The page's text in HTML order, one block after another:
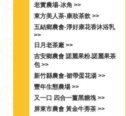
老實農場-冰角 >>
東方美人茶-康妝茶飲 >>
五結鄉農會-淨好康花香沐浴乳
>>
日月老茶廠 >>
吉安鄉農會 諾麗果粉.諾麗果茶
包 >>
新竹縣農會-裙帶蛋花湯 >>
豐年生態農場 >>
又一口 四合一薑黑糖塊 >>
屏東市農會 黃金牛蒡茶 >>